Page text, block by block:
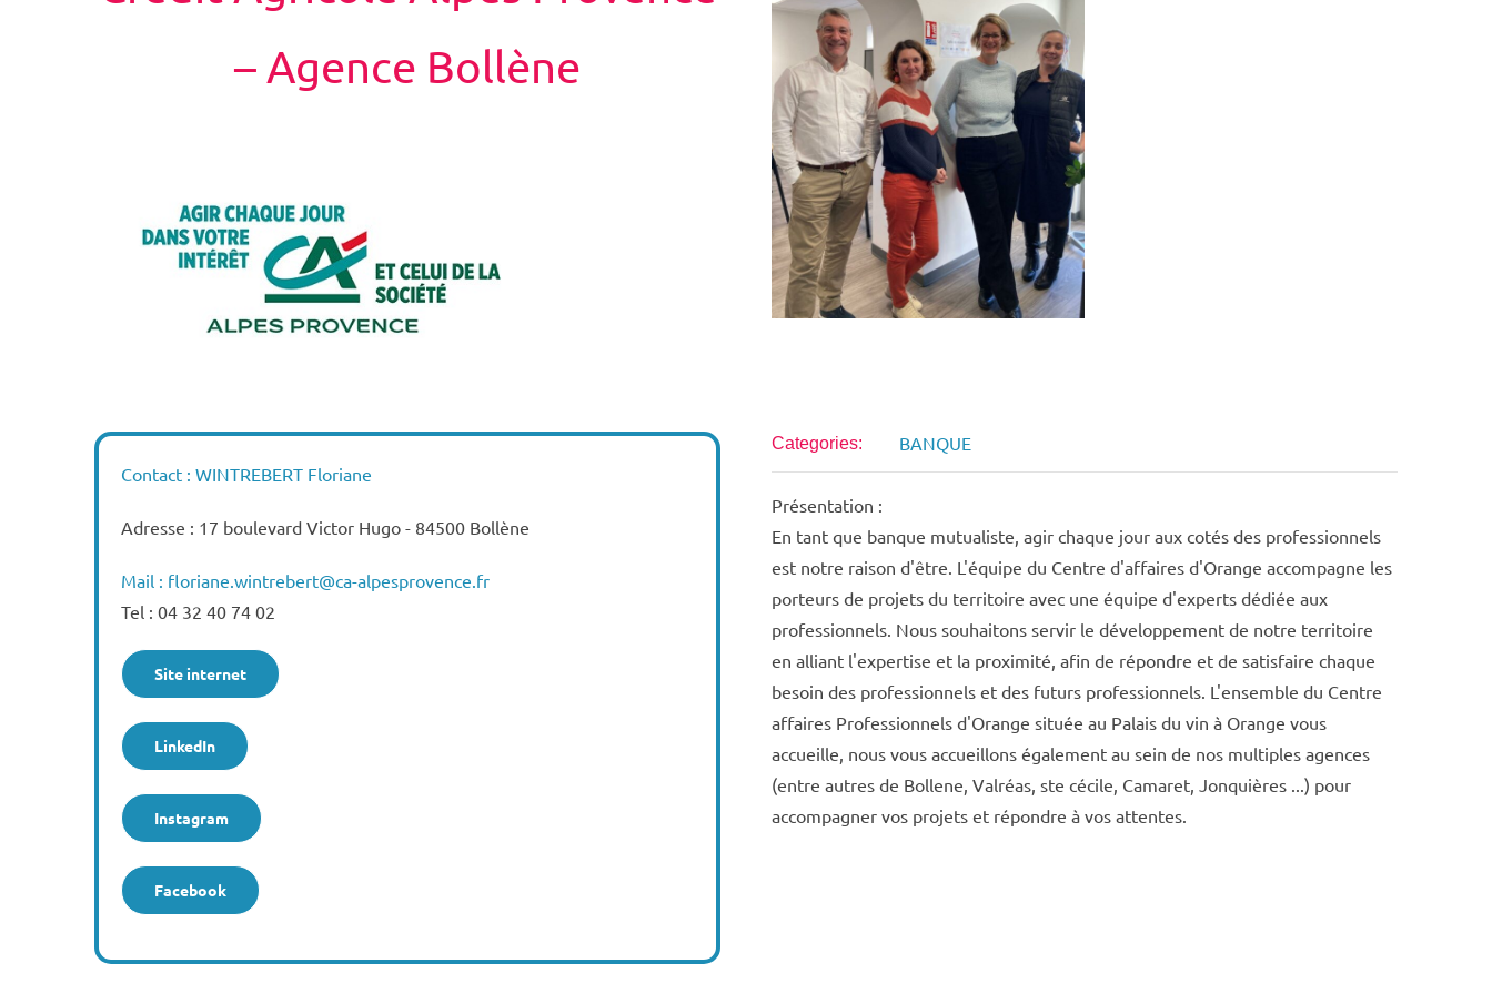
– Agence Bollène
Contact : WINTREBERT Floriane
Adresse : 17 boulevard Victor Hugo - 84500 Bollène
Mail : floriane.wintrebert@ca-alpesprovence.fr
Tel : 04 32 40 74 02
Site internet
LinkedIn
Instagram
Facebook
Categories: BANQUE
Présentation :
En tant que banque mutualiste, agir chaque jour aux cotés des professionnels
est notre raison d'être. L'équipe du Centre d'affaires d'Orange accompagne les
porteurs de projets du territoire avec une équipe d'experts dédiée aux
professionnels. Nous souhaitons servir le développement de notre territoire
en alliant l'expertise et la proximité, afin de répondre et de satisfaire chaque
besoin des professionnels et des futurs professionnels. L'ensemble du Centre
affaires Professionnels d'Orange située au Palais du vin à Orange vous
accueille, nous vous accueillons également au sein de nos multiples agences
(entre autres de Bollene, Valréas, ste cécile, Camaret, Jonquières ...) pour
accompagner vos projets et répondre à vos attentes.